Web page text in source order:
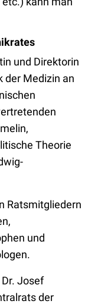
und Direktorin
der Medizin an
Theorie
Ratsmitgliedern
und
Josef
der